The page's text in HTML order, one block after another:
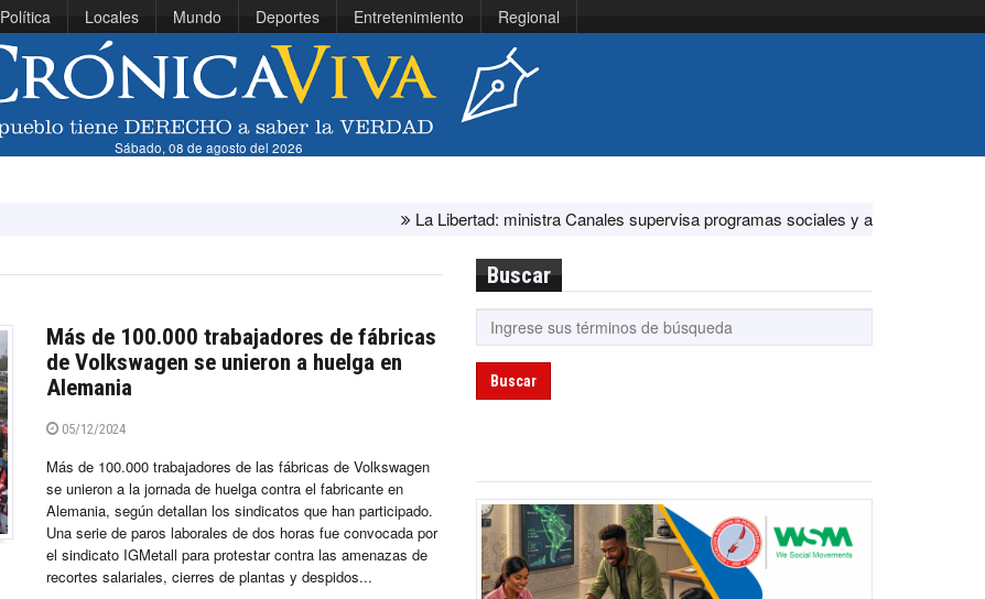
Política Locales Mundo Deportes Entretenimiento Regional
Sábado, 08 de agosto del 2026
La Libertad: ministra Canales supervisa programas sociales y acciones ante El Niño
Más de 100.000 trabajadores de fábricas
de Volkswagen se unieron a huelga en
Alemania
05/12/2024
Más de 100.000 trabajadores de las fábricas de Volkswagen
se unieron a la jornada de huelga contra el fabricante en
Alemania, según detallan los sindicatos que han participado.
Una serie de paros laborales de dos horas fue convocada por
el sindicato IGMetall para protestar contra las amenazas de
recortes salariales, cierres de plantas y despidos...
Buscar
Buscar